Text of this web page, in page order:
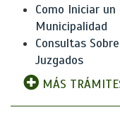
Como Iniciar
Municipalidad
Consultas
Juzgados
MÁS